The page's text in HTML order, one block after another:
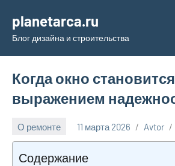
содержимому
planetarca.ru
Блог дизайна и строительства
Когда окно становится
выражением
О ремонте 11 марта 2026 Avtor
Содержание